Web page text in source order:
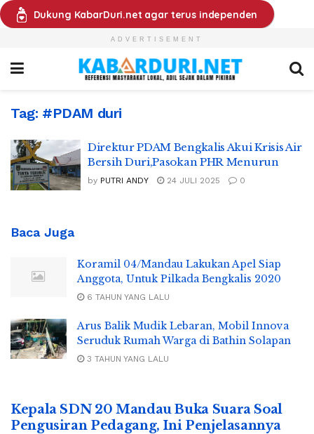
Dukung KabarDuri.net agar terus independen
ADVERTISEMENT
Tag: #PDAM duri
Direktur PDAM Bengkalis Akui Krisis Air
Bersih Duri,Pasokan PHR Menurun
by PUTRI ANDY 24 JULI 2025 0
Baca Juga
Koramil 04/Mandau Lakukan Apel Siap
Anggota, Untuk Pilkada Bengkalis 2020
6 TAHUN YANG LALU
Arus Balik Mudik Lebaran, Mobil Innova
Seruduk Rumah Warga di Bathin Solapan
3 TAHUN YANG LALU
Kepala SDN 20 Mandau Buka Suara Soal
Pengusiran Pedagang, Ini Penjelasannya